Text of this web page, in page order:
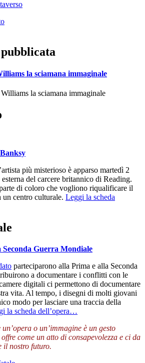
la sciamana immaginale
più misterioso è apparso martedì 2
del carcere britannico di Reading.
di coloro che vogliono riqualificare il
un centro culturale. Leggi la scheda
Guerra Mondiale
parteciparono alla Prima e alla Seconda
a documentare i conflitti con le
digitali ci permettono di documentare
vita. Al tempo, i disegni di molti giovani
modo per lasciare una traccia della
la scheda dell’opera…
o un’immagine è un gesto
come un atto di consapevolezza e ci da
il nostro futuro.